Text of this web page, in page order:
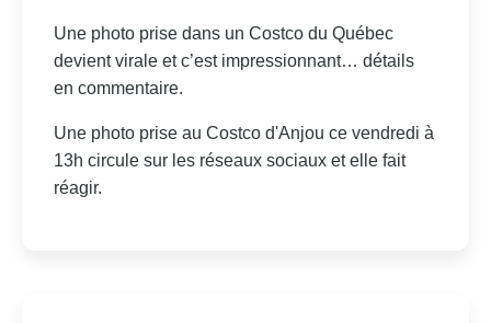
Une photo prise dans un Costco du Québec
devient virale et c’est impressionnant… détails
en commentaire.
Une photo prise au Costco d'Anjou ce vendredi à
13h circule sur les réseaux sociaux et elle fait
réagir.